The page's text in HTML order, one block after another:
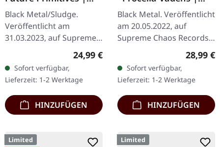
SPLATTER LP
Black Metal/Sludge.
Veröffentlicht am
31.03.2023, auf Supreme
Chaos Records. SCR-
exklusives Ultra Clear
Vinyl mit schwarzen und
weißen Splattern mit…
Regulärer Preis:
24,99 €
Sofort verfügbar,
Lieferzeit: 1-2 Werktage
HINZUFÜGEN
SILVER 2LP
Black Metal. Veröffentlicht
am 20.05.2022, auf
Supreme Chaos Records.
Letzte Exemplare! #4-10
Silbernes Doppel-Vinyl im
Gatefold-Cover mit
bedrucktem…
28,99 €
Sofort verfügbar,
Lieferzeit: 1-2 Werktage
HINZUFÜGEN
Limited
Limited